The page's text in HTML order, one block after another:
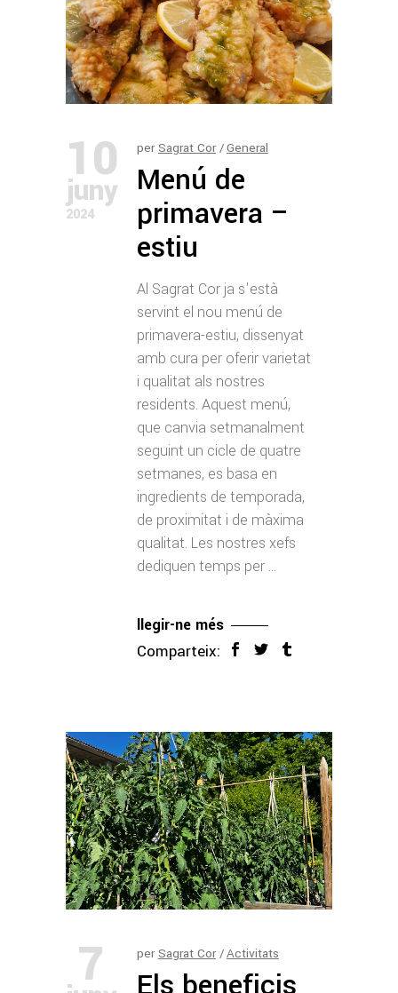
10
juny
2024
perSagrat Cor General
Menú de
primavera –
estiu
Al Sagrat Cor ja s'està
servint el nou menú de
primavera-estiu, dissenyat
amb cura per oferir varietat
i qualitat als nostres
residents. Aquest menú,
que canvia setmanalment
seguint un cicle de quatre
setmanes, es basa en
ingredients de temporada,
de proximitat i de màxima
qualitat. Les nostres xefs
dediquen temps per
llegir-ne més
Comparteix:
7 perSagrat Cor Activitats